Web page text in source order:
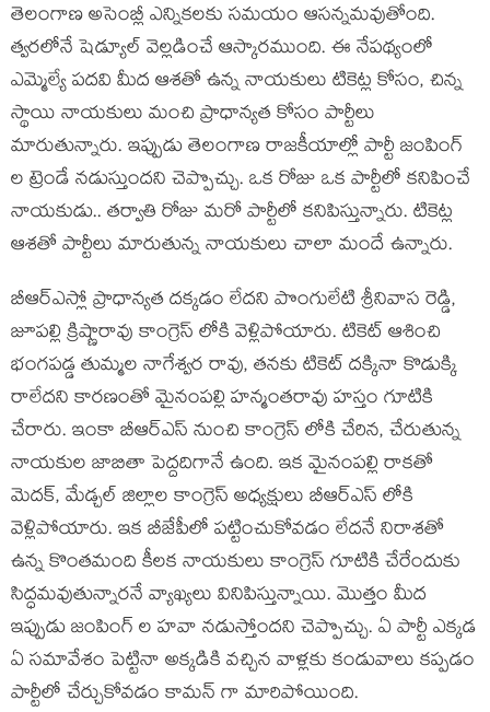
తెలంగాణ అసెంబ్లీ ఎన్నికలకు సమయం ఆసన్నమవుతోంది.
త్వరలోనే షెడ్యూల్ వెల్లడించే ఆస్కారముంది. ఈ నేపథ్యంలో
ఎమ్మెల్యే పదవి మీద ఆశతో ఉన్న నాయకులు టికెట్ల కోసం, చిన్న
స్థాయి నాయకులు మంచి ప్రాధాన్యత కోసం పార్టీలు
మారుతున్నారు. ఇప్పుడు తెలంగాణ రాజకీయాల్లో పార్టీ జంపింగ్
ల ట్రెండే నడుస్తుందని చెప్పొచ్చు. ఒక రోజు ఒక పార్టీలో కనిపించే
నాయకుడు.. తర్వాతి రోజు మరో పార్టీలో కనిపిస్తున్నారు. టికెట్ల
ఆశతో పార్టీలు మారుతున్న నాయకులు చాలా మందే ఉన్నారు.
బీఆర్ఎస్లో ప్రాధాన్యత దక్కడం లేదని పొంగులేటి శ్రీనివాస రెడ్డి,
జూపల్లి క్రిష్ణారావు కాంగ్రెస్ లోకి వెళ్లిపోయారు. టికెట్ ఆశించి
భంగపడ్డ తుమ్మల నాగేశ్వర రావు, తనకు టికెట్ దక్కినా కొడుక్కి
రాలేదని కారణంతో మైనంపల్లి హన్మంతరావు హస్తం గూటికి
చేరారు. ఇంకా బీఆర్ఎస్ నుంచి కాంగ్రెస్ లోకి చేరిన, చేరుతున్న
నాయకుల జాబితా పెద్దదిగానే ఉంది. ఇక మైనంపల్లి రాకతో
మెదక్, మేడ్చల్ జిల్లాల కాంగ్రెస్ అధ్యక్షులు బీఆర్ఎస్ లోకి
వెళ్లిపోయారు. ఇక బీజేపీలో పట్టించుకోవడం లేదనే నిరాశతో
ఉన్న కొంతమంది కీలక నాయకులు కాంగ్రెస్ గూటికి చేరేందుకు
సిద్ధమవుతున్నారనే వ్యాఖ్యలు వినిపిస్తున్నాయి. మొత్తం మీద
ఇప్పుడు జంపింగ్ ల హవా నడుస్తోందని చెప్పొచ్చు. ఏ పార్టీ ఎక్కడ
ఏ సమావేశం పెట్టినా అక్కడికి వచ్చిన వాళ్లకు కండువాలు కప్పడం
పార్టీలో చేర్చుకోవడం కామన్ గా మారిపోయింది.